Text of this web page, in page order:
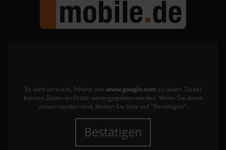
Es wird versucht, Inhalte von www.google.com zu laden. Dabei
können Daten an Dritte weitergegeben werden. Wenn Sie damit
einverstanden sind, klicken Sie bitte auf "Bestätigen".
Bestätigen